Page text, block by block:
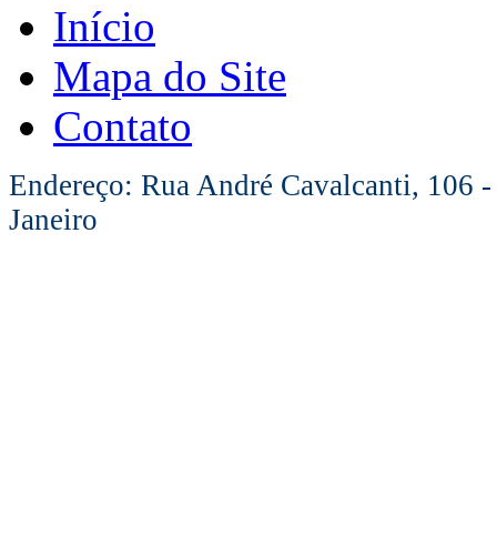
Início
Mapa do Site
Contato
Endereço: Rua André Cavalcanti, 106
Janeiro